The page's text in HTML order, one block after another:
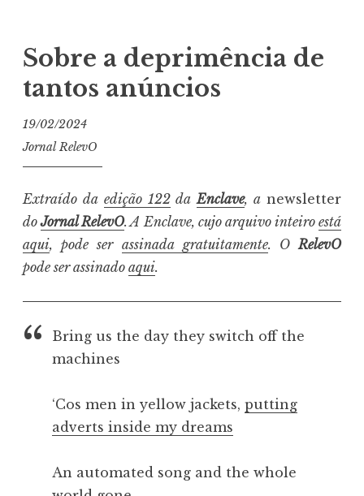
Sobre a deprimência de
tantos anúncios
19/02/2024
Jornal RelevO
Extraído da edição 122daEnclave, anewsletter
doJornal RelevO. A Enclave, cujo arquivo inteiro está
aqui, pode ser assinada gratuitamente. ORelevO
pode ser assinado aqui.
Bring us the day they switch off the
machines
‘Cos men in yellow jackets, putting
adverts inside my dreams
An automated song and the whole